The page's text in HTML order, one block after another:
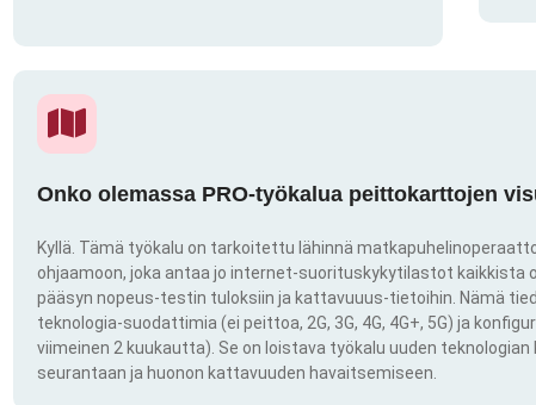
Onko olemassa PRO-työkalua peittokarttojen
Kyllä. Tämä työkalu on tarkoitettu lähinnä
ohjaamoon, joka antaa jo internet-suorituskykytilastot kaikkista
pääsyn nopeus-testin tuloksiin ja kattavuuus-tietoihin. Nämä
teknologia-suodattimia (ei peittoa, 2G, 3G, 4G, 4G+, 5G) ja
viimeinen 2 kuukautta). Se on loistava työkalu uuden
seurantaan ja huonon kattavuuden havaitsemiseen.